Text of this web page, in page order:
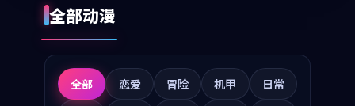
全部动漫
全部 恋爱 冒险 机甲
日常